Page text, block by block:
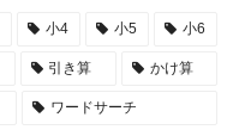
小4 小5 小6
引き算 かけ算
ワードサーチ